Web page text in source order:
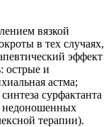
вязкой
в тех случаях,
эффект
острые и
астма;
сурфактанта
недоношенных
терапии).